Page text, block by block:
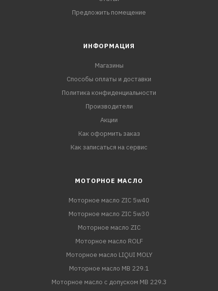
Предложить помещение
ИНФОРМАЦИЯ
Магазины
Способы оплаты и доставки
Политика конфиденциальности
Производители
Акции
Как оформить заказ
Как записаться на сервис
МОТОРНОЕ МАСЛО
Моторное масло ZIC 5w40
Моторное масло ZIC 5w30
Моторное масло ZIC
Моторное масло ROLF
Моторное масло LIQUI MOLY
Моторное масло MB 229.1
Моторное масло с допуском MB 229.3